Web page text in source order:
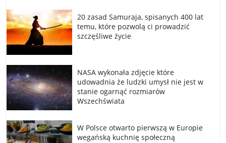
20 zasad Samuraja, spisanych 400 lat
temu, które pozwolą ci prowadzić
szczęśliwe życie
NASA wykonała zdjęcie które
udowadnia że ludzki umysł nie jest w
stanie ogarnąć rozmiarów
Wszechświata
W Polsce otwarto pierwszą w Europie
wegańską kuchnię społeczną